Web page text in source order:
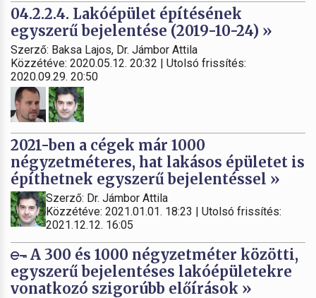
04.2.2.4. Lakóépület építésének
egyszerű bejelentése (2019-10-24) »
Szerző: Baksa Lajos, Dr. Jámbor Attila
Közzétéve: 2020.05.12. 20:32 | Utolsó frissítés:
2020.09.29. 20:50
2021-ben a cégek már 1000
négyzetméteres, hat lakásos épületet is
építhetnek egyszerű bejelentéssel »
Szerző: Dr. Jámbor Attila
Közzétéve: 2021.01.01. 18:23 | Utolsó frissítés:
2021.12.12. 16:05
A 300 és 1000 négyzetméter közötti,
egyszerű bejelentéses lakóépületekre
vonatkozó szigorúbb előírások »